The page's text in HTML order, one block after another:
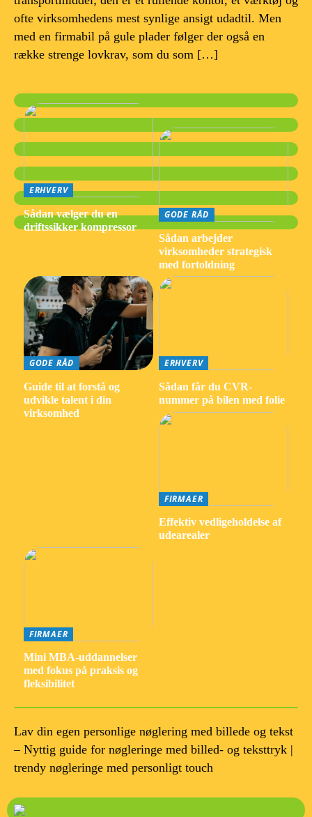
ofte virksomhedens mest synlige ansigt udadtil. Men
med en firmabil på gule plader følger der også en
række strenge lovkrav, som du som […]
ERHVERV
Sådan vælger du en
driftssikker kompressor
GODE RÅD
Sådan arbejder
virksomheder strategisk
med fortoldning
GODE RÅD
Guide til at forstå og
udvikle talent i din
virksomhed
ERHVERV
Sådan får du CVR-
nummer på bilen med folie
FIRMAER
Effektiv vedligeholdelse af
udearealer
FIRMAER
Mini MBA-uddannelser
med fokus på praksis og
fleksibilitet
Lav din egen personlige nøglering med billede og tekst
– Nyttig guide for nøgleringe med billed- og teksttryk |
trendy nøgleringe med personligt touch